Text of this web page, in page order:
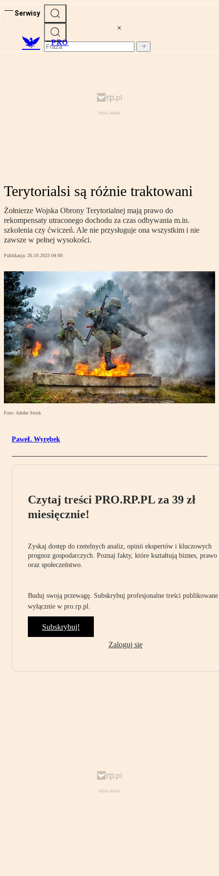
Serwisy
PRO
Terytorialsi są różnie traktowani
Żołnierze Wojska Obrony Terytorialnej mają prawo do
rekompensaty utraconego dochodu za czas odbywania m.in.
szkolenia czy ćwiczeń. Ale nie przysługuje ona wszystkim i nie
zawsze w pełnej wysokości.
Publikacja: 26.10.2023 04:00
Foto: Adobe Stock
PaweŁ Wyrębek
Czytaj treści PRO.RP.PL za 39 zł
miesięcznie!
Zyskaj dostęp do rzetelnych analiz, opinii ekspertów i kluczowych
prognoz gospodarczych. Poznaj fakty, które kształtują biznes, prawo
oraz społeczeństwo.
Buduj swoją przewagę. Subskrybuj profesjonalne treści publikowane
wyłącznie w pro.rp.pl.
Subskrybuj!
Zaloguj się